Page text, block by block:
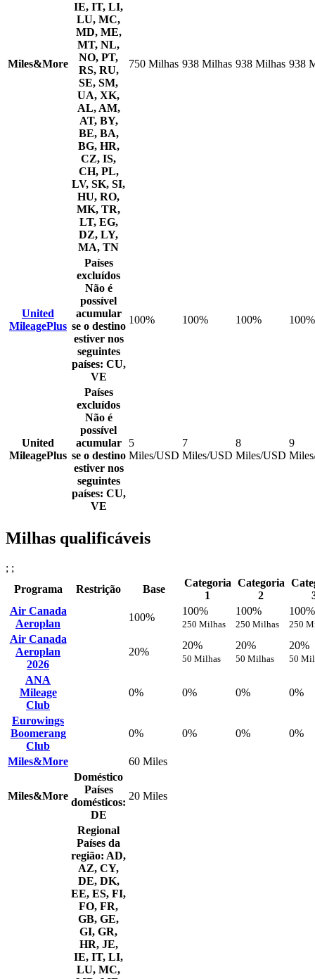
Miles&More
IE, IT, LI,
LU, MC,
MD, ME,
MT, NL,
NO, PT,
RS, RU,
SE, SM,
UA, XK,
AL, AM,
AT, BY,
BE, BA,
BG, HR,
CZ, IS,
CH, PL,
LV, SK, SI,
HU, RO,
MK, TR,
LT, EG,
DZ, LY,
MA, TN
750 Milhas 938 Milhas 938 Milhas 938
United
MileagePlus
Países
excluídos
Não é
possível
acumular
se o destino
estiver nos
seguintes
países: CU,
VE
100% 100% 100% 100%
United
MileagePlus
Países
excluídos
Não é
possível
acumular
se o destino
estiver nos
seguintes
países: CU,
VE
5
Miles/USD
7
Miles/USD
8
Miles/USD
9
Milhas qualificáveis
; ;
Programa
Restrição Base
Categoria
1
Categoria
2
Air Canada
Aeroplan
100%
100%
250 Milhas
100%
250 Milhas
100%
250
Air Canada
Aeroplan
2026
20%
20%
50 Milhas
20%
50 Milhas
20%
50
ANA
Mileage
Club
0% 0% 0% 0%
Eurowings
Boomerang
Club
0% 0% 0% 0%
Miles&More 60 Miles
Miles&More
Doméstico
Países
domésticos:
DE
20 Miles
Regional
Países da
região: AD,
AZ, CY,
DE, DK,
EE, ES, FI,
FO, FR,
GB, GE,
GI, GR,
HR, JE,
IE, IT, LI,
LU, MC,